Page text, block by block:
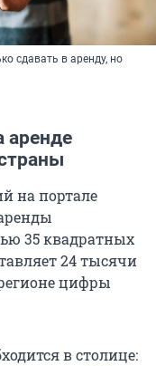
сдавать в аренду, но
аренде
на портале
35 квадратных
24 тысячи
цифры
в столице: